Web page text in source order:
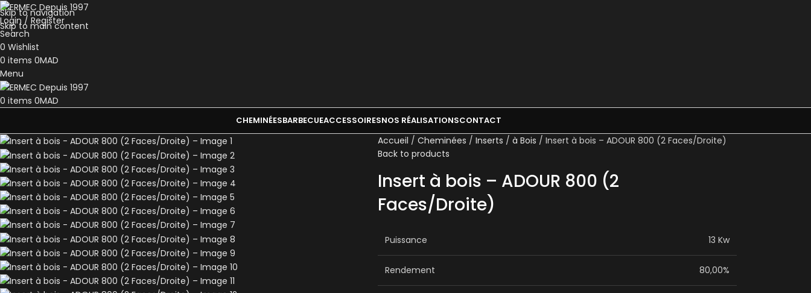
Skip to navigation
Skip to main content
Login / Register
Search
0 Wishlist
0 items 0MAD
Menu
0 items 0MAD
CHEMINÉESBARBECUEACCESSOIRESNOS RÉALISATIONSCONTACT
Accueil Cheminées Inserts à Bois
Insert à bois – ADOUR 800 (2 Faces/Droite)
Back to products
Insert à bois – ADOUR 800 (2
Faces/Droite)
Puissance 13 Kw
Rendement 80,00%